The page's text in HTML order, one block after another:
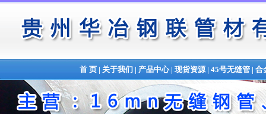
首 页| 关于我们 | 产品中心| 现货资源| 45号无缝管| 合